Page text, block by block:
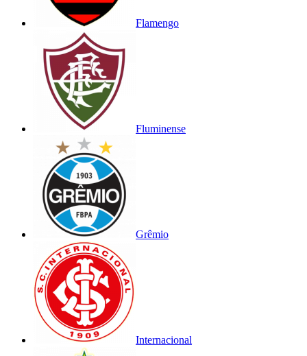
Flamengo
Fluminense
Grêmio
Internacional